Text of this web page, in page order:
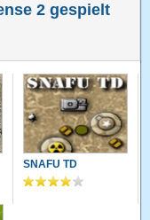
2 gespielt
SNAFU TD